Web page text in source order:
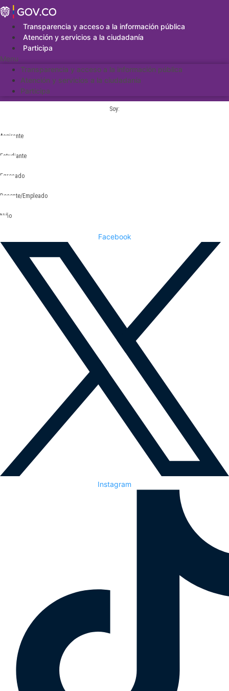
Saltar
al
contenidoTransparencia y acceso a la información pública
Atención y servicios a la ciudadanía
Participa
Menu
Transparencia y acceso a la información pública
Atención y servicios a la ciudadanía
Participa
Soy:
Aspirante
Estudiante
Egresado
Docente/Empleado
Niño
Facebook
Instagram